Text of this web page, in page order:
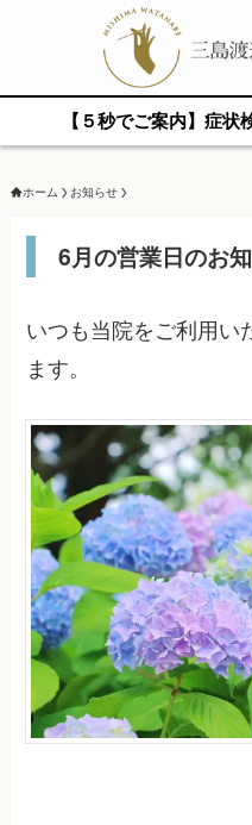
【５秒でご案内】症
ホーム お知らせ
6月の営業日のお
いつも当院をご利用い
ます。